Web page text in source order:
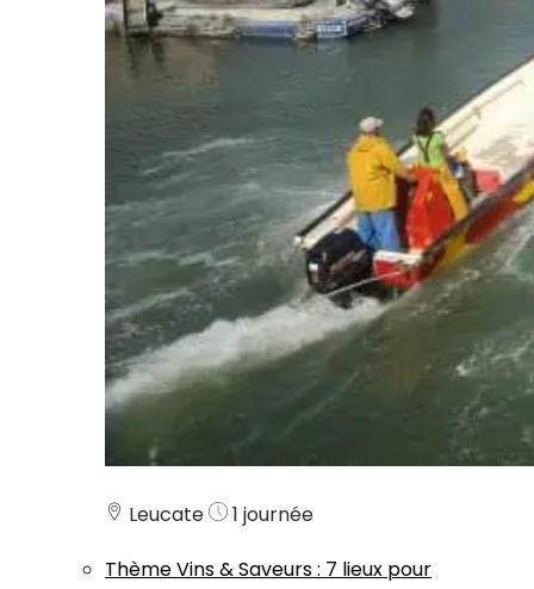
Leucate
1 journée
ThèmeVins & Saveurs: 7 lieux pour